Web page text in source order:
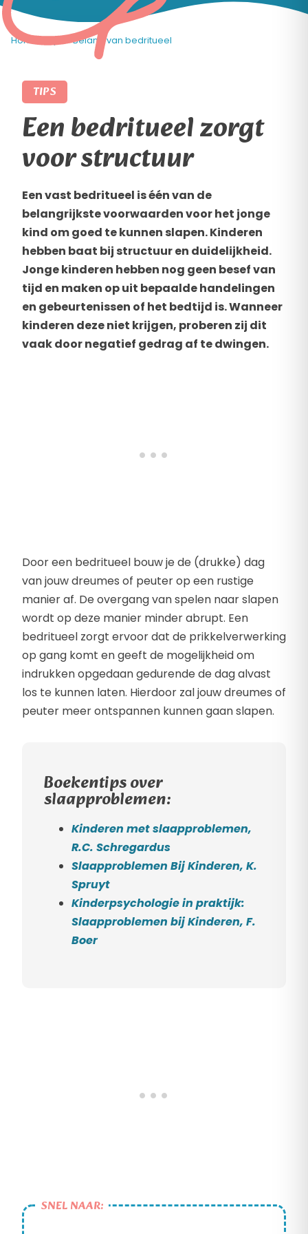
Home »Tips »Belang van bedritueel
TIPS
Een bedritueel zorgt
voor structuur
Een vast bedritueel is één van de
belangrijkste voorwaarden voor het jonge
kind om goed te kunnen slapen. Kinderen
hebben baat bij structuur en duidelijkheid.
Jonge kinderen hebben nog geen besef van
tijd en maken op uit bepaalde handelingen
en gebeurtenissen of het bedtijd is. Wanneer
kinderen deze niet krijgen, proberen zij dit
vaak door negatief gedrag af te dwingen.
Door een bedritueel bouw je de (drukke) dag
van jouw dreumes of peuter op een rustige
manier af. De overgang van spelen naar slapen
wordt op deze manier minder abrupt. Een
bedritueel zorgt ervoor dat de prikkelverwerking
op gang komt en geeft de mogelijkheid om
indrukken opgedaan gedurende de dag alvast
los te kunnen laten. Hierdoor zal jouw dreumes of
peuter meer ontspannen kunnen gaan slapen.
Boekentips over
slaapproblemen:
Kinderen met slaapproblemen,
R.C. Schregardus
Slaapproblemen Bij Kinderen, K.
Spruyt
Kinderpsychologie in praktijk:
Slaapproblemen bij Kinderen, F.
Boer
SNEL NAAR: